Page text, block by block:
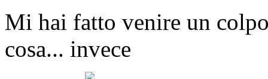
Mi hai fatto venire un
cosa... invece